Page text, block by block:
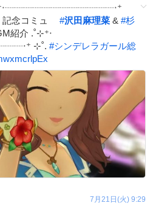
念コミュ #沢田麻理菜 & #杉
.˚⊹⁺‧
⊹˚. #シンデレラガール総
7月21日(火) 9:29